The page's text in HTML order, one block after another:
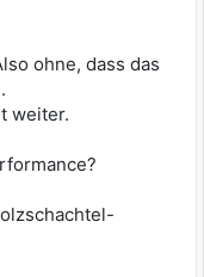
ohne, dass das
weiter.